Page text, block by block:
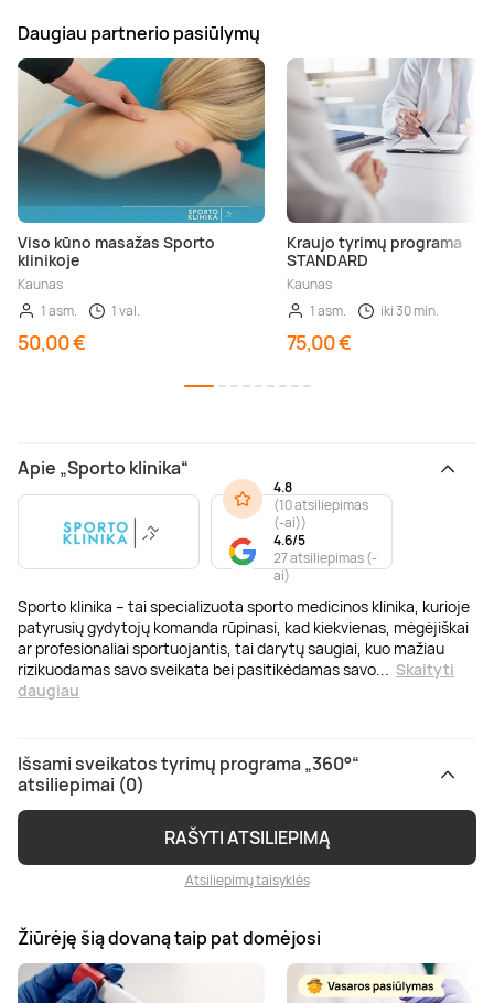
Daugiau partnerio pasiūlymų
Viso kūno masažas Sporto
klinikoje
Kaunas
1 asm.
1 val.
50,00 €
Kraujo tyrimų programa
STANDARD
Kaunas
1 asm.
iki 30 min.
75,00 €
Apie „Sporto klinika“
Sporto klinika – tai specializuota sporto medicinos klinika, kurioje
patyrusių gydytojų komanda rūpinasi, kad kiekvienas, mėgėjiškai
ar profesionaliai sportuojantis, tai darytų saugiai, kuo mažiau
rizikuodamas savo sveikata bei pasitikėdamas savo
Skaityti
daugiau
4.8
(10 atsiliepimas
(-ai))
4.6/5
27 atsiliepimas (-
ai)
Išsami sveikatos tyrimų programa „360°“
atsiliepimai (0)
RAŠYTI ATSILIEPIMĄ
Atsiliepimų taisyklės
Žiūrėję šią dovaną taip pat domėjosi